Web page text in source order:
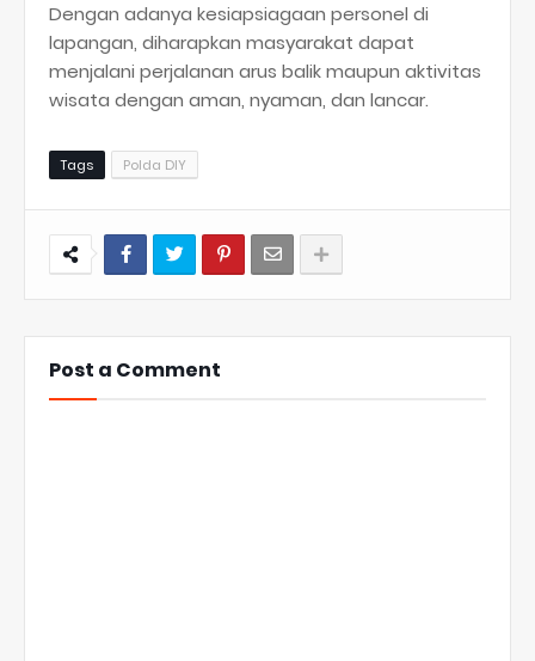
Dengan adanya kesiapsiagaan personel di
lapangan, diharapkan masyarakat dapat
menjalani perjalanan arus balik maupun aktivitas
wisata dengan aman, nyaman, dan lancar.
Tags Polda DIY
Post a Comment